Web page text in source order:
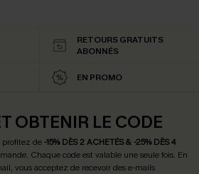
RETOURS GRATUITS
ABONNÉS
EN PROMO
OBTENIR LE CODE
de -15% DÈS 2 ACHETÉS & -25% DÈS 4
Chaque code est valable une seule fois. En
vous acceptez de recevoir des e-mails